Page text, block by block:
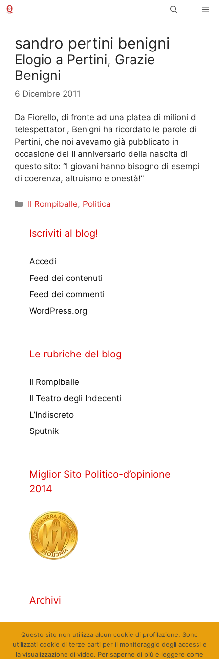
Vai
sandro pertini benigni
Elogio a Pertini, Grazie
Benigni
6 Dicembre 2011
Da Fiorello, di fronte ad una platea di milioni di
telespettatori, Benigni ha ricordato le parole di
Pertini, che noi avevamo già pubblicato in
occasione del II anniversario della nascita di
questo sito: “I giovani hanno bisogno di esempi
di coerenza, altruismo e onestà!”
Categorie
Il Rompiballe, Politica
Iscriviti al blog!
Accedi
Feed dei contenuti
Feed dei commenti
WordPress.org
Le rubriche del blog
Il Rompiballe
Il Teatro degli Indecenti
L’Indiscreto
Sputnik
Miglior Sito Politico-d’opinione
2014
Archivi
Questo sito non utilizza alcun cookie di profilazione. Sono
utilizzati cookie di terze parti per il monitoraggio degli accessi e
la visualizzazione di video. Per saperne di più e leggere come